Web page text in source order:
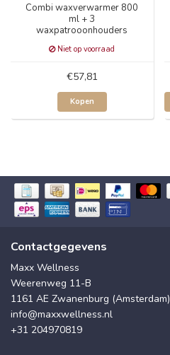
Combi waxverwarmer 800
ml + 3
waxpatrooonhouders
Niet op voorraad
€57,81
Kopen
Contactgegevens
Maxx Wellness
Weerenweg 11-B
1161 AE Zwanenburg (Amsterdam)
info@maxxwellness.nl
+31 204970819